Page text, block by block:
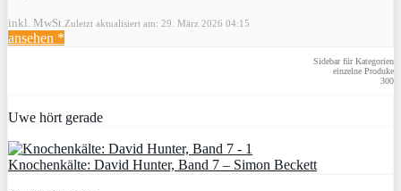
inkl. MwSt. Zuletzt aktualisiert am: 29. März 2026 04:15
ansehen *
Sidebar für Kategorien
einzelne Produke
300
Uwe hört gerade
Knochenkälte: David Hunter, Band 7 – Simon Beckett